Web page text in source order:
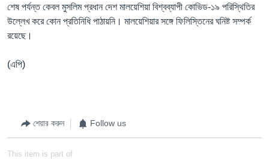
শেষ পর্যন্ত কেবল মুসলিম প্রধান দেশ মালয়েশিয়া বিশ্বব্যাপী কোভিড-১৯ পরিস্থিতির
উল্লেখ করে কোন প্রতিনিধি পাঠায়নি। মালয়েশিয়ার সঙ্গে ফিলিস্তিনের ঘনিষ্ট সম্পর্ক
রয়েছে।
(এপি)
শেয়ার করুন Follow us
This item is part of